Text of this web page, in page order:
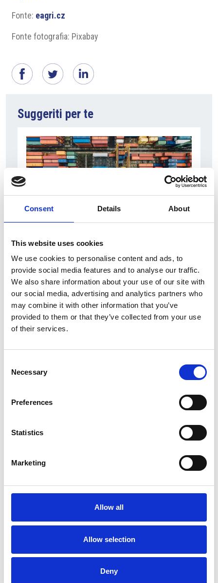
Consent Details About
This website uses cookies
We use cookies to personalise content and ads, to
provide social media features and to analyse our traffic.
We also share information about your use of our site with
our social media, advertising and analytics partners who
may combine it with other information that you’ve
provided to them or that they’ve collected from your use
of their services.
Selection
Necessary
Preferences
Statistics
Marketing
Allow all
Allow selection
Deny
Fonte: eagri.cz
Fonte fotografia: Pixabay
Suggeriti per te
L’interscambio Italia – Repubblica ha superato
nel primo semestre i dieci miliardi di euro
Interviste
Overview Economica
Repubblica Ceca
Accelera la ripresa dell’industria nel corso del
Overview Economica
Repubblica Ceca